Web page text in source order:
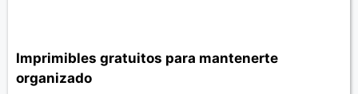
Imprimibles gratuitos para mantenerte
organizado